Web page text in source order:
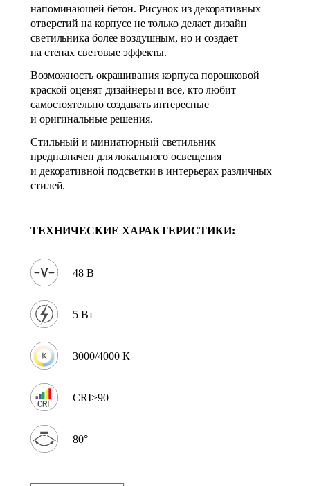
напоминающей бетон. Рисунок из декоративных
отверстий на корпусе не только делает дизайн
светильника более воздушным, но и создает
на стенах световые эффекты.
Возможность окрашивания корпуса порошковой
краской оценят дизайнеры и все, кто любит
самостоятельно создавать интересные
и оригинальные решения.
Стильный и миниатюрный светильник
предназначен для локального освещения
и декоративной подсветки в интерьерах различных
стилей.
ТЕХНИЧЕСКИЕ ХАРАКТЕРИСТИКИ:
48 В
5 Вт
3000/4000 К
CRI>90
80°